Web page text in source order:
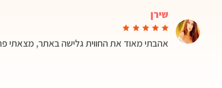
שירן
אהבתי מאוד את החווית גלישה באתר, מצאתי